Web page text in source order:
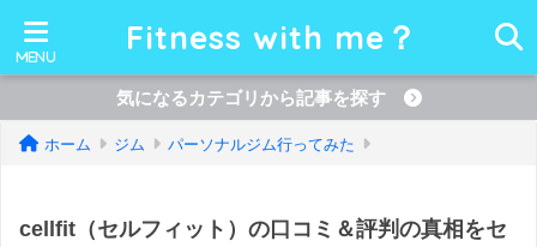
Fitness with me？
気になるカテゴリから記事を探す
ホーム ジム パーソナルジム行ってみた
cellfit（セルフィット）の口コミ＆評判の真相をセ